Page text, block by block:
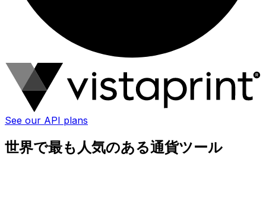
See our API plans
世界で最も人気のある通貨ツール